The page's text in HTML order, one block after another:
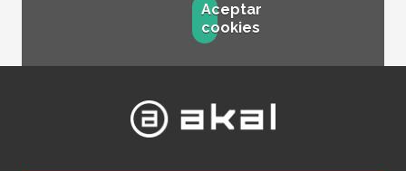
Aceptar
cookies